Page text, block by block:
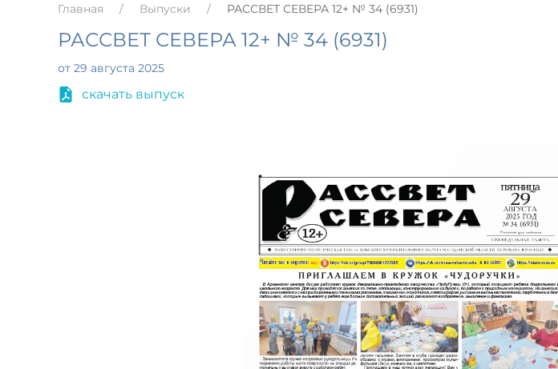
Главная Выпуски РАССВЕТ СЕВЕРА 12+ № 34 (6931)
РАССВЕТ СЕВЕРА 12+ № 34 (6931)
от 29 августа 2025
скачать выпуск